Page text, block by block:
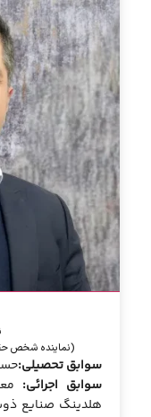
(نماینده شخص
سوابق تحصیلی:
سوابق اجرائی:
هلدینگ صنایع